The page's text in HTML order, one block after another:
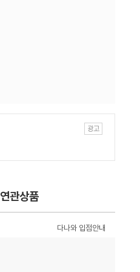
연관상품
다나와 입점안내